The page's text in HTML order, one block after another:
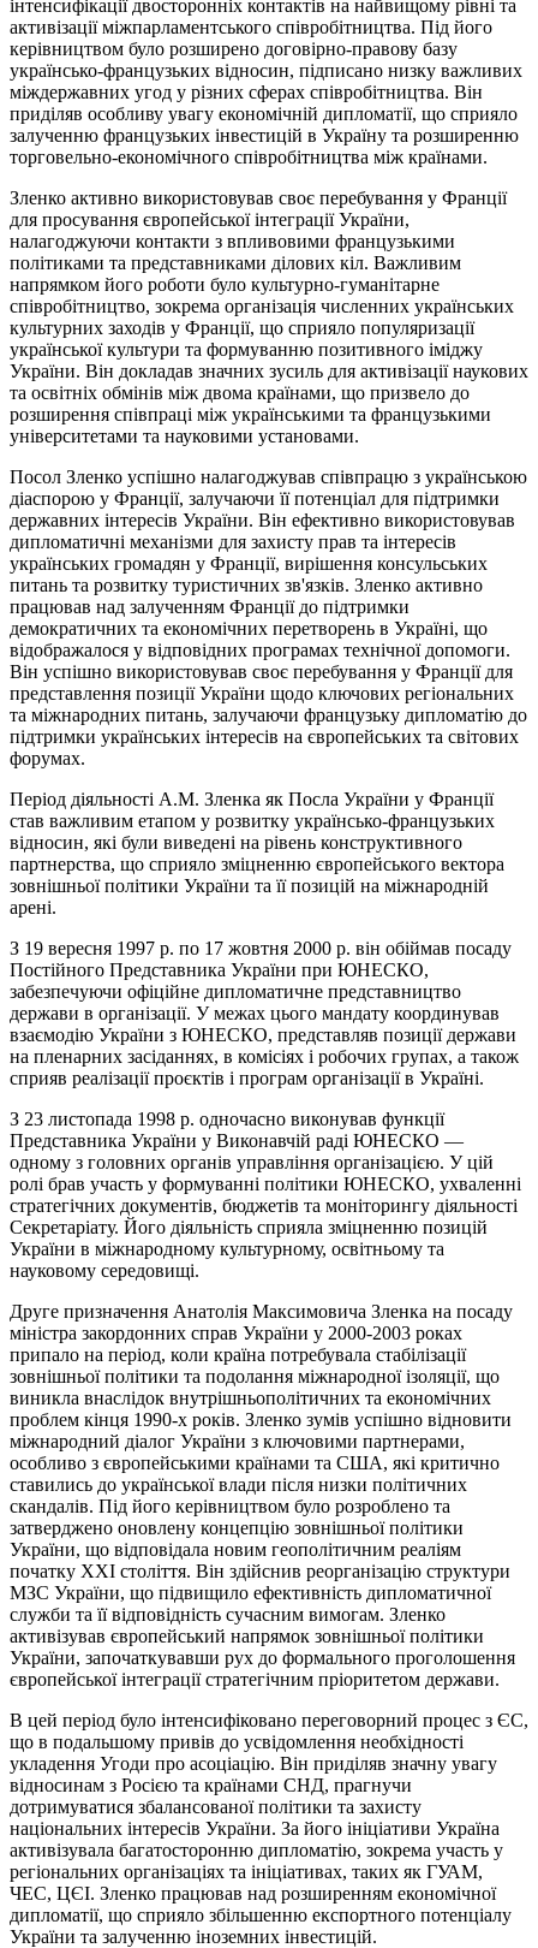
інтенсифікації двосторонніх контактів на найвищому рівні та
активізації міжпарламентського співробітництва. Під його
керівництвом було розширено договірно-правову базу
українсько-французьких відносин, підписано низку важливих
міждержавних угод у різних сферах співробітництва. Він
приділяв особливу увагу економічній дипломатії, що сприяло
залученню французьких інвестицій в Україну та розширенню
торговельно-економічного співробітництва між країнами.
Зленко активно використовував своє перебування у Франції
для просування європейської інтеграції України,
налагоджуючи контакти з впливовими французькими
політиками та представниками ділових кіл. Важливим
напрямком його роботи було культурно-гуманітарне
співробітництво, зокрема організація численних українських
культурних заходів у Франції, що сприяло популяризації
української культури та формуванню позитивного іміджу
України. Він докладав значних зусиль для активізації наукових
та освітніх обмінів між двома країнами, що призвело до
розширення співпраці між українськими та французькими
університетами та науковими установами.
Посол Зленко успішно налагоджував співпрацю з українською
діаспорою у Франції, залучаючи її потенціал для підтримки
державних інтересів України. Він ефективно використовував
дипломатичні механізми для захисту прав та інтересів
українських громадян у Франції, вирішення консульських
питань та розвитку туристичних зв'язків. Зленко активно
працював над залученням Франції до підтримки
демократичних та економічних перетворень в Україні, що
відображалося у відповідних програмах технічної допомоги.
Він успішно використовував своє перебування у Франції для
представлення позиції України щодо ключових регіональних
та міжнародних питань, залучаючи французьку дипломатію до
підтримки українських інтересів на європейських та світових
форумах.
Період діяльності А.М. Зленка як Посла України у Франції
став важливим етапом у розвитку українсько-французьких
відносин, які були виведені на рівень конструктивного
партнерства, що сприяло зміцненню європейського вектора
зовнішньої політики України та її позицій на міжнародній
арені.
З 19 вересня 1997 р. по 17 жовтня 2000 р. він обіймав посаду
Постійного Представника України при ЮНЕСКО,
забезпечуючи офіційне дипломатичне представництво
держави в організації. У межах цього мандату координував
взаємодію України з ЮНЕСКО, представляв позиції держави
на пленарних засіданнях, в комісіях і робочих групах, а також
сприяв реалізації проєктів і програм організації в Україні.
З 23 листопада 1998 р. одночасно виконував функції
Представника України у Виконавчій раді ЮНЕСКО —
одному з головних органів управління організацією. У цій
ролі брав участь у формуванні політики ЮНЕСКО, ухваленні
стратегічних документів, бюджетів та моніторингу діяльності
Секретаріату. Його діяльність сприяла зміцненню позицій
України в міжнародному культурному, освітньому та
науковому середовищі.
Друге призначення Анатолія Максимовича Зленка на посаду
міністра закордонних справ України у 2000-2003 роках
припало на період, коли країна потребувала стабілізації
зовнішньої політики та подолання міжнародної ізоляції, що
виникла внаслідок внутрішньополітичних та економічних
проблем кінця 1990-х років. Зленко зумів успішно відновити
міжнародний діалог України з ключовими партнерами,
особливо з європейськими країнами та США, які критично
ставились до української влади після низки політичних
скандалів. Під його керівництвом було розроблено та
затверджено оновлену концепцію зовнішньої політики
України, що відповідала новим геополітичним реаліям
початку XXI століття. Він здійснив реорганізацію структури
МЗС України, що підвищило ефективність дипломатичної
служби та її відповідність сучасним вимогам. Зленко
активізував європейський напрямок зовнішньої політики
України, започаткувавши рух до формального проголошення
європейської інтеграції стратегічним пріоритетом держави.
В цей період було інтенсифіковано переговорний процес з ЄС,
що в подальшому привів до усвідомлення необхідності
укладення Угоди про асоціацію. Він приділяв значну увагу
відносинам з Росією та країнами СНД, прагнучи
дотримуватися збалансованої політики та захисту
національних інтересів України. За його ініціативи Україна
активізувала багатосторонню дипломатію, зокрема участь у
регіональних організаціях та ініціативах, таких як ГУАМ,
ЧЕС, ЦЄІ. Зленко працював над розширенням економічної
дипломатії, що сприяло збільшенню експортного потенціалу
України та залученню іноземних інвестицій.